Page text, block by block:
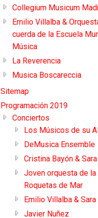
Collegium Musicum
Emilio Villalba &
cuerda de la Escuela
Música
La Reverencia
Musica Boscareccia
Sitemap
Programación 2019
Conciertos
Los Músicos de su
DeMusica Ensemble
Cristina Bayón &
Joven orquesta de
Roquetas de Mar
Emilio Villalba &
Javier Nuñez